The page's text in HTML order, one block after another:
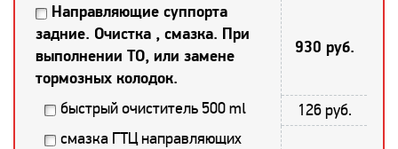
Направляющие суппорта
задние. Очистка , смазка. При
выполнении ТО, или замене
тормозных колодок.
930 руб.
быстрый очиститель 500 ml
126 руб.
смазка ГТЦ направляющих